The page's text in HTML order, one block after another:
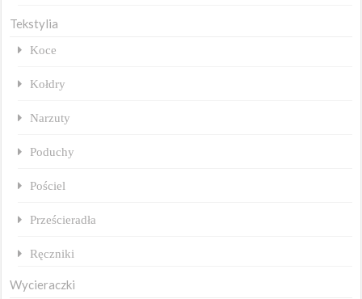
Tekstylia
Koce
Kołdry
Narzuty
Poduchy
Pościel
Prześcieradła
Ręczniki
Wycieraczki